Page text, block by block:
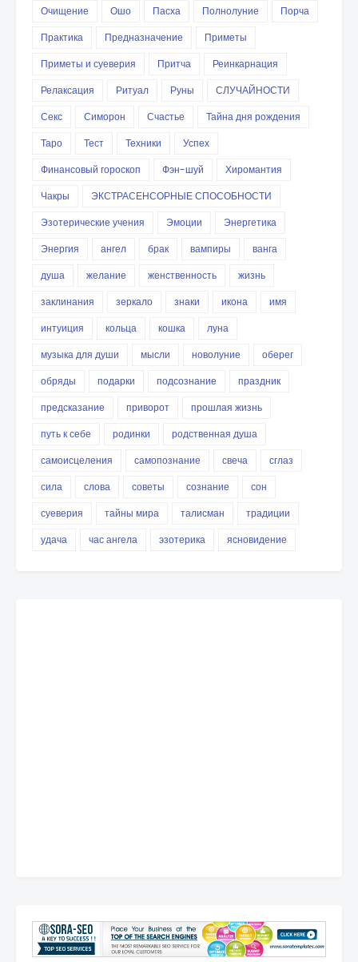
Очищение
Ошо Пасха Полнолуние
Порча
Практика
Предназначение
Приметы
Приметы и суеверия
Притча
Реинкарнация
Релаксация
Ритуал Руны
СЛУЧАЙНОСТИ
Секс
Симорон Счастье
Тайна дня рождения
Таро
Тест Техники
Успех
Финансовый гороскоп
Фэн-шуй
Хиромантия
Чакры
ЭКСТРАСЕНСОРНЫЕ СПОСОБНОСТИ
Эзотерические учения
Эмоции
Энергетика
Энергия
ангел брак вампиры
ванга
душа
желание женственность
жизнь
заклинания
зеркало знаки икона
имя
интуиция
кольца кошка
луна
музыка для души
мысли новолуние
оберег
обряды
подарки подсознание
праздник
предсказание
приворот
прошлая жизнь
путь к себе
родинки
родственная душа
самоисцеления
самопознание свеча
сглаз
сила
слова советы сознание
сон
суеверия
тайны мира талисман
традиции
удача
час ангела эзотерика ясновидение